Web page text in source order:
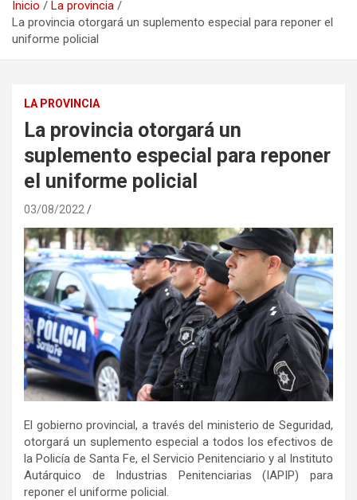
Inicio
La provincia
La provincia otorgará un suplemento especial para reponer el
uniforme policial
LA PROVINCIA
La provincia otorgará un
suplemento especial para reponer
el uniforme policial
03/08/2022
El gobierno provincial, a través del ministerio de Seguridad,
otorgará un suplemento especial a todos los efectivos de
la Policía de Santa Fe, el Servicio Penitenciario y al Instituto
Autárquico de Industrias Penitenciarias (IAPIP) para
reponer el uniforme policial.